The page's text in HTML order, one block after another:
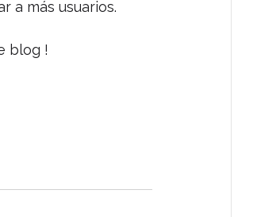
a más usuarios.
blog !